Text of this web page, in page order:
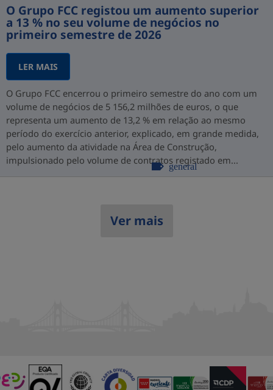
O Grupo FCC registou um aumento superior
a 13 % no seu volume de negócios no
primeiro semestre de 2026
LER MAIS
O Grupo FCC encerrou o primeiro semestre do ano com um
volume de negócios de 5 156,2 milhões de euros, o que
representa um aumento de 13,2 % em relação ao mesmo
período do exercício anterior, explicado, em grande medida,
pelo aumento da atividade na Área de Construção,
impulsionado pelo volume de contratos registado em...
general
Ver mais